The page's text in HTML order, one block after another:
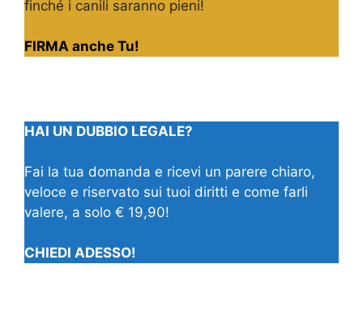
finché i canili saranno pieni!
FIRMA anche Tu!
HAI UN DUBBIO LEGALE?
Fai la tua domanda e ricevi un parere chiaro,
veloce e riservato sui tuoi diritti e come farli
valere, a solo € 19,90!
CHIEDI ADESSO!